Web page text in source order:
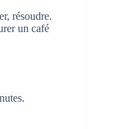
résoudre.
un café